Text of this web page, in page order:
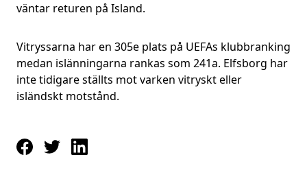
väntar returen på Island.
Vitryssarna har en 305e plats på UEFAs klubbranking
medan islänningarna rankas som 241a. Elfsborg har
inte tidigare ställts mot varken vitryskt eller
isländskt motstånd.